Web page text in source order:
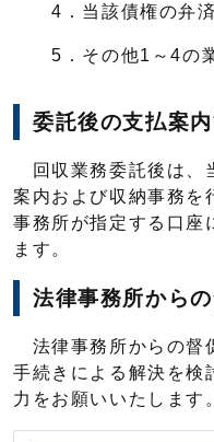
4．当該債権の弁済
5．その他1～4の業
委託後の支払案
回収業務委託後は、
案内および収納事務を
事務所が指定する口座
ます。
法律事務所から
法律事務所からの督
手続きによる解決を検
力をお願いいたします